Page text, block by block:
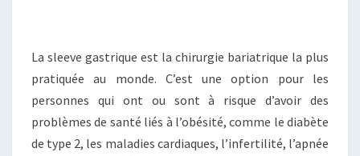
La sleeve gastrique est la chirurgie bariatrique la plus
pratiquée au monde. C’est une option pour les
personnes qui ont ou sont à risque d’avoir des
problèmes de santé liés à l’obésité, comme le diabète
de type 2, les maladies cardiaques, l’infertilité, l’apnée